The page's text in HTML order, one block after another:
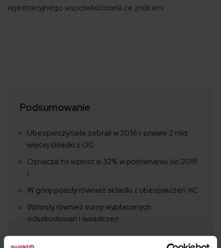
rejestracyjnego współwłaściciela ze zniżkami.
Podsumowanie
Ubezpieczyciele zebrali w 2016 r. prawie 2 mld
więcej składki z OC
Oznacza to wzrost o 32% w porównaniu do 2015
r.
W górę poszły również składki z ubezpieczeń AC
Wzrosły również sumy wypłaconych
odszkodowań i świadczeń